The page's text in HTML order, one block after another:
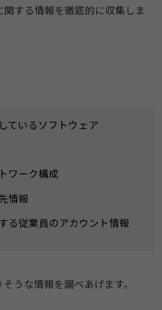
する情報を徹底的に収集しま
ているソフトウェア
ワーク構成
情報
る従業員のアカウント情報
うな情報を調べあげます。​